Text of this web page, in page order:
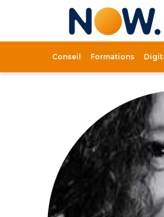
Conseil Formations